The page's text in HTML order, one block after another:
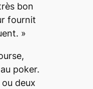
bon
fournit
»
poker.
deux